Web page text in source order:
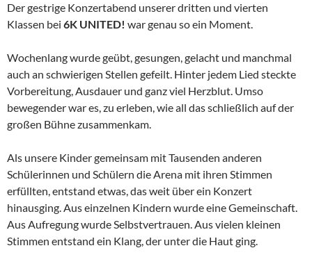
Der gestrige Konzertabend unserer dritten und vierten
Klassen bei 6K UNITED! war genau so ein Moment.
Wochenlang wurde geübt, gesungen, gelacht und manchmal
auch an schwierigen Stellen gefeilt. Hinter jedem Lied steckte
Vorbereitung, Ausdauer und ganz viel Herzblut. Umso
bewegender war es, zu erleben, wie all das schließlich auf der
großen Bühne zusammenkam.
Als unsere Kinder gemeinsam mit Tausenden anderen
Schülerinnen und Schülern die Arena mit ihren Stimmen
erfüllten, entstand etwas, das weit über ein Konzert
hinausging. Aus einzelnen Kindern wurde eine Gemeinschaft.
Aus Aufregung wurde Selbstvertrauen. Aus vielen kleinen
Stimmen entstand ein Klang, der unter die Haut ging.